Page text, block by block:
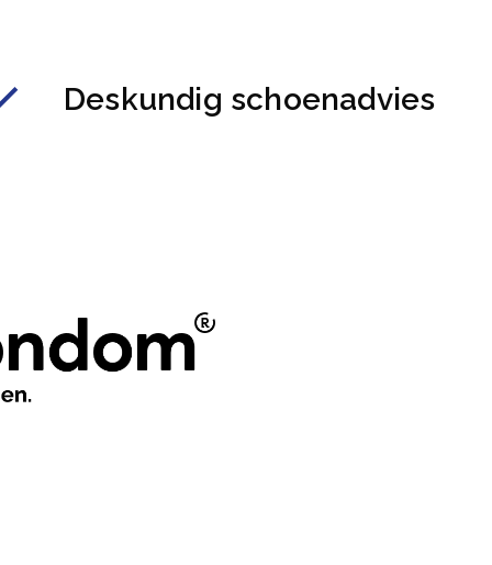
Deskundig schoenadvies